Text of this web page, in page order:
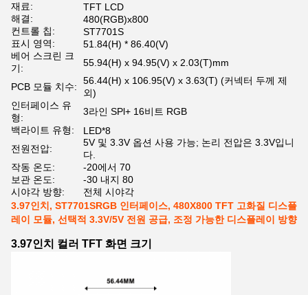
재료:
TFT LCD
해결:
480(RGB)x800
컨트롤 칩:
ST7701S
표시 영역:
51.84(H) * 86.40(V)
베어 스크린 크
기:
55.94(H) x 94.95(V) x 2.03(T)mm
PCB 모듈 치수:
56.44(H) x 106.95(V) x 3.63(T) (커넥터 두께 제
외)
인터페이스 유
형:
3라인 SPl+ 16비트 RGB
백라이트 유형:
LED*8
전원전압:
5V 및 3.3V 옵션 사용 가능; 논리 전압은 3.3V입니
다.
작동 온도:
-20에서 70
보관 온도:
-30 내지 80
시야각 방향:
전체 시야각
3.97인치, ST7701SRGB 인터페이스, 480X800 TFT 고화질 디스플
레이 모듈, 선택적 3.3V/5V 전원 공급, 조정 가능한 디스플레이 방향
3.97인치 컬러 TFT 화면 크기